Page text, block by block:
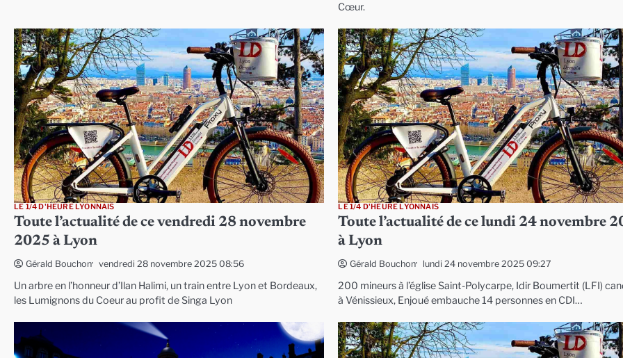
Cœur.
LE 1/4 D'HEURE LYONNAIS
Toute l’actualité de ce vendredi 28 novembre
2025 à Lyon
Gérald Bouchon vendredi 28 novembre 2025 08:56
Un arbre en l’honneur d’Ilan Halimi, un train entre Lyon et Bordeaux,
les Lumignons du Coeur au profit de Singa Lyon
LE 1/4 D'HEURE LYONNAIS
Toute l’actualité de ce lundi 24 novembre
à Lyon
Gérald Bouchon lundi 24 novembre 2025 09:27
200 mineurs à l’église Saint-Polycarpe, Idir Boumertit (LFI)
à Vénissieux, Enjoué embauche 14 personnes en CDI…